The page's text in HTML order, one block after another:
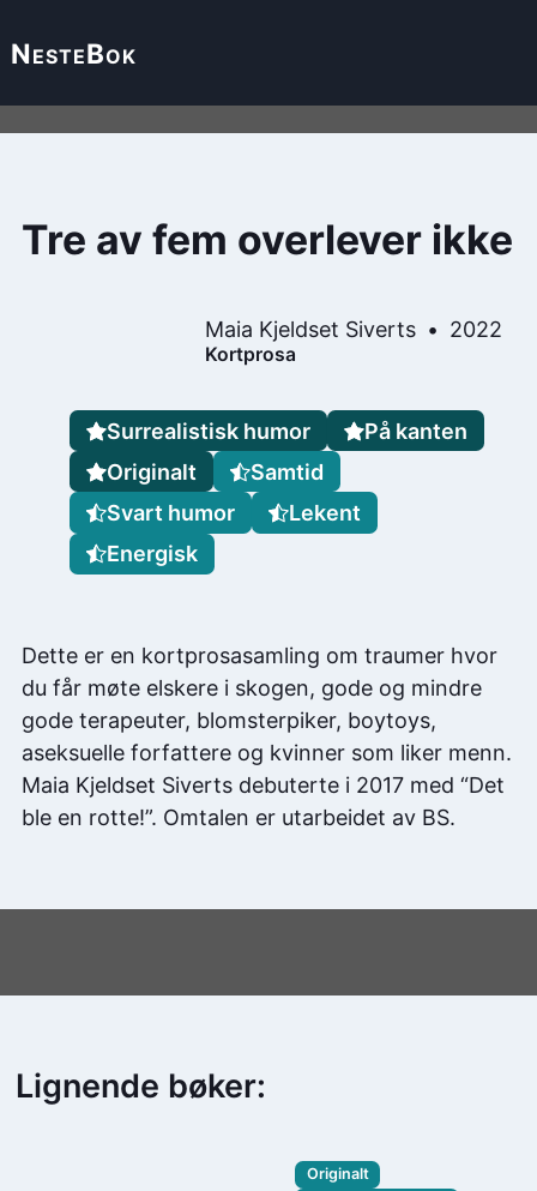
NesteBok
Tre av fem overlever ikke
Maia Kjeldset Siverts 2022
Kortprosa
Dette er en kortprosasamling om traumer hvor
du får møte elskere i skogen, gode og mindre
gode terapeuter, blomsterpiker, boytoys,
aseksuelle forfattere og kvinner som liker menn.
Maia Kjeldset Siverts debuterte i 2017 med “Det
ble en rotte!”. Omtalen er utarbeidet av BS.
Surrealistisk humor
På kanten
Originalt
Samtid
Svart humor
Lekent
Energisk
Lignende bøker:
Originalt